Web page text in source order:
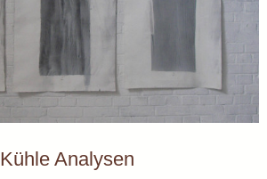
Kühle Analysen